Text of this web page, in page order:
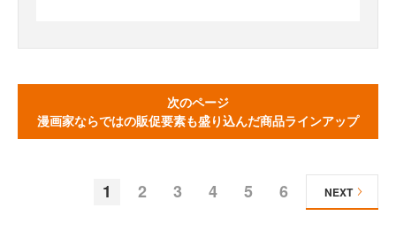
次のページ
漫画家ならではの販促要素も盛り込んだ商品ラインアップ
1 2 3 4 5 6 NEXT